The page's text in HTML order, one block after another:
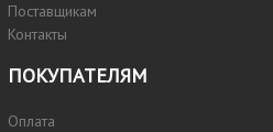
Поставщикам
Контакты
ПОКУПАТЕЛЯМ
Оплата